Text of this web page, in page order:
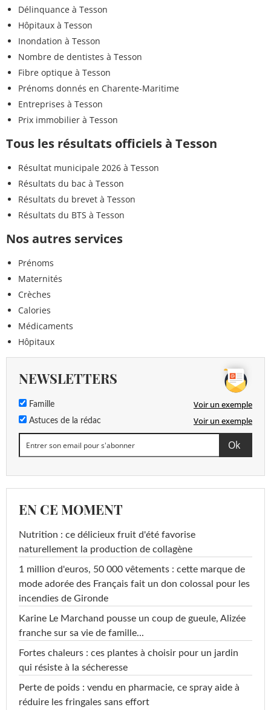
Délinquance à Tesson
Hôpitaux à Tesson
Inondation à Tesson
Nombre de dentistes à Tesson
Fibre optique à Tesson
Prénoms donnés en Charente-Maritime
Entreprises à Tesson
Prix immobilier à Tesson
Tous les résultats officiels à Tesson
Résultat municipale 2026 à Tesson
Résultats du bac à Tesson
Résultats du brevet à Tesson
Résultats du BTS à Tesson
Nos autres services
Prénoms
Maternités
Crèches
Calories
Médicaments
Hôpitaux
NEWSLETTERS
Famille Voir un exemple
Astuces de la rédac Voir un exemple
EN CE MOMENT
Nutrition : ce délicieux fruit d'été favorise
naturellement la production de collagène
1 million d'euros, 50 000 vêtements : cette marque de
mode adorée des Français fait un don colossal pour les
incendies de Gironde
Karine Le Marchand pousse un coup de gueule, Alizée
franche sur sa vie de famille...
Fortes chaleurs : ces plantes à choisir pour un jardin
qui résiste à la sécheresse
Perte de poids : vendu en pharmacie, ce spray aide à
réduire les fringales sans effort